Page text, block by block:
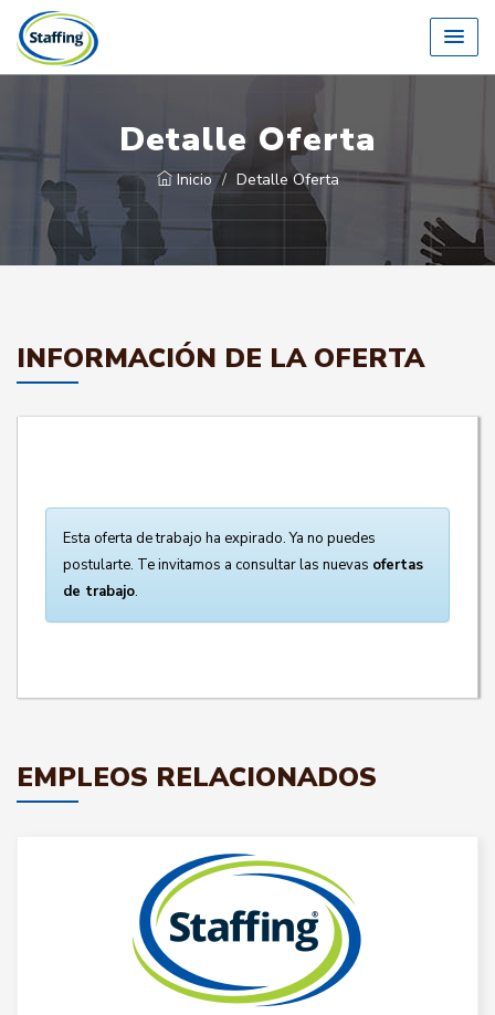
Detalle Oferta
Inicio Detalle Oferta
INFORMACIÓN DE LA OFERTA
Esta oferta de trabajo ha expirado. Ya no puedes
postularte. Te invitamos a consultar las nuevas ofertas
de trabajo.
EMPLEOS RELACIONADOS